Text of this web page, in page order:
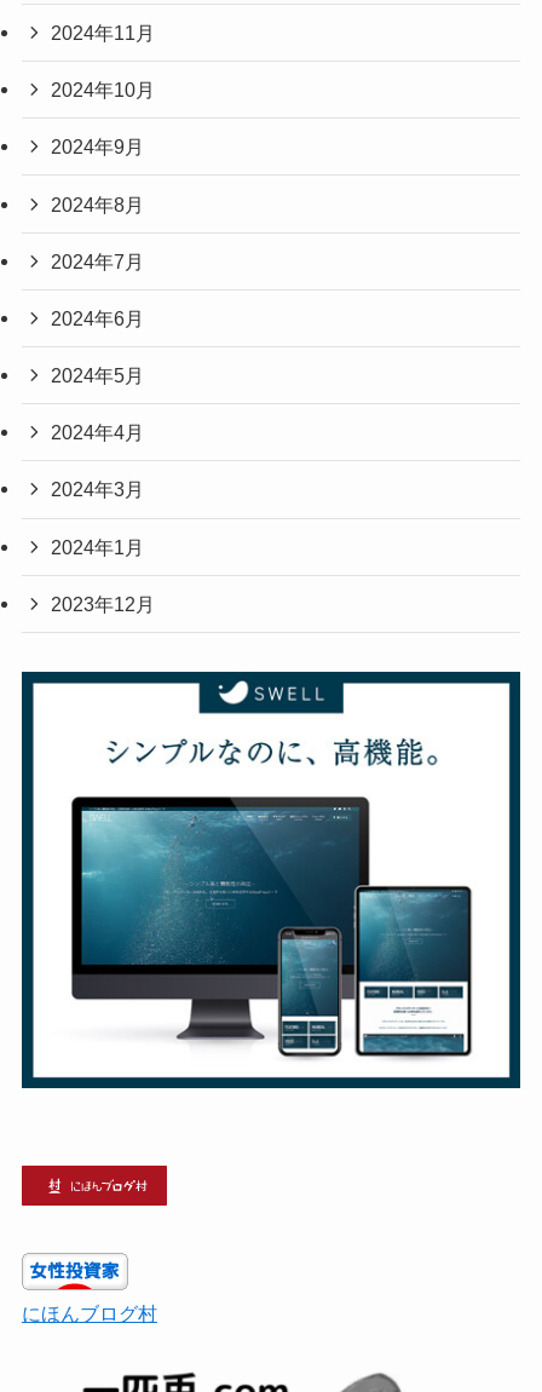
2024年11月
2024年10月
2024年9月
2024年8月
2024年7月
2024年6月
2024年5月
2024年4月
2024年3月
2024年1月
2023年12月
にほんブログ村